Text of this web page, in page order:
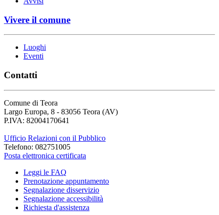
Vivere il comune
Luoghi
Eventi
Contatti
Comune di Teora
Largo Europa, 8 - 83056 Teora (AV)
P.IVA: 82004170641
Ufficio Relazioni con il Pubblico
Telefono: 082751005
Posta elettronica certificata
Leggi le FAQ
Prenotazione appuntamento
Segnalazione disservizio
Segnalazione accessibilità
Richiesta d'assistenza